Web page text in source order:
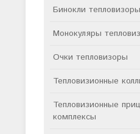
Бинокли тепловизоры
Монокуляры
Очки тепловизоры
Тепловизионные
Тепловизионные
комплексы